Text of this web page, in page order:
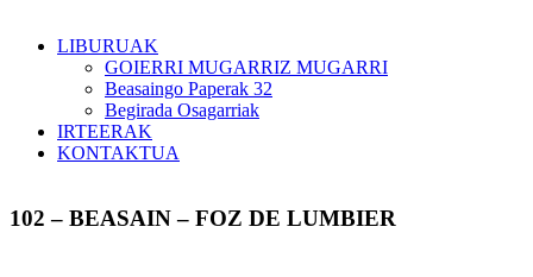
LIBURUAK
GOIERRI MUGARRIZ MUGARRI
Beasaingo Paperak 32
Begirada Osagarriak
IRTEERAK
KONTAKTUA
102 – BEASAIN – FOZ DE LUMBIER